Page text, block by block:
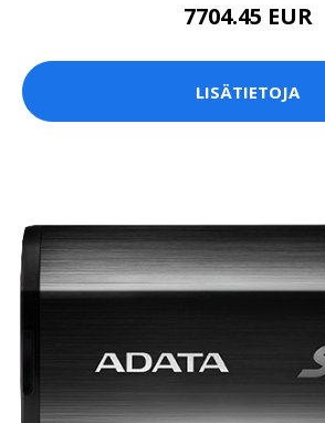
7704.45 EUR
LISÄTIETOJA